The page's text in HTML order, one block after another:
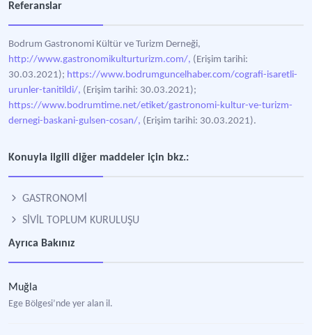
Referanslar
Bodrum Gastronomi Kültür ve Turizm Derneği,
http://www.gastronomikulturturizm.com/, (Erişim tarihi:
30.03.2021); https://www.bodrumguncelhaber.com/cografi-isaretli-
urunler-tanitildi/, (Erişim tarihi: 30.03.2021);
https://www.bodrumtime.net/etiket/gastronomi-kultur-ve-turizm-
dernegi-baskani-gulsen-cosan/, (Erişim tarihi: 30.03.2021).
Konuyla ilgili diğer maddeler için bkz.:
GASTRONOMİ
SİVİL TOPLUM KURULUŞU
Ayrıca Bakınız
Muğla
Ege Bölgesi’nde yer alan il.